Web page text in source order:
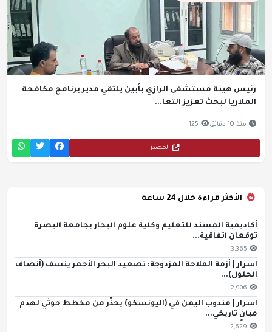
رئيس هيئة مستشفى الرازي بأبين يلتقي مدير برنامج مكافحة
الملاريا لبحث تعزيز التعا...
منذ 10 دقائق 125
المصدر
الأكثر قراءة خلال 24 ساعة
أكاديمية المسند للتعليم وكلية علوم البحار بجامعة البصرة
توقعان اتفاقية...
3,365
اسرار | أزمة الملاحة المزدوجة: تصعيد البحر الأحمر ينسف (أنصاف
الحلول)...
2,906
اسرار | مندوب اليمن في (اليونسكو) يحذّر من مخطط حوثي لهدم
مبانٍ تاريخي...
2,629